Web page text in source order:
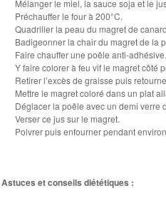
Mélanger le miel, la sauce soja et le
Préchauffer le four à 200°C.
Quadriller la peau du magret de
Badigeonner la chair du magret de la
Faire chauffer une poêle anti-adhésive.
Y faire colorer à feu vif le magret côté
Retirer l’excès de graisse puis
Mettre le magret coloré dans un plat
Déglacer la poêle avec un demi verre
Verser ce jus sur le magret.
Poivrer puis enfourner pendant
Astuces et conseils diététiques :